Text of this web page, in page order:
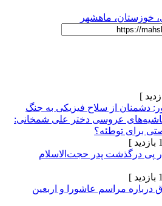
ماهشهر
سلاح فیزیکی به جنگ
عروسی دختر علی شمخانی:
پدر حجت‌الاسلام
عاشورا و اربعین